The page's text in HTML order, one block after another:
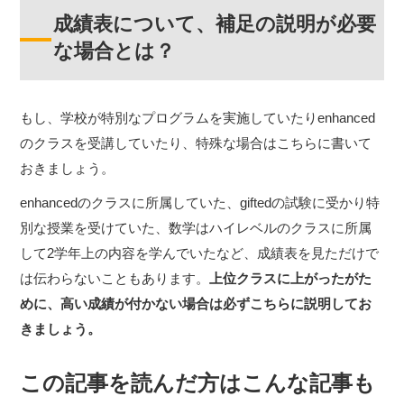
成績表について、補足の説明が必要
な場合とは？
もし、学校が特別なプログラムを実施していたりenhanced
のクラスを受講していたり、特殊な場合はこちらに書いて
おきましょう。
enhancedのクラスに所属していた、giftedの試験に受かり特
別な授業を受けていた、数学はハイレベルのクラスに所属
して2学年上の内容を学んでいたなど、成績表を見ただけで
は伝わらないこともあります。
上位クラスに上がったがた
めに、高い成績が付かない場合は必ずこちらに説明してお
きましょう。
この記事を読んだ方はこんな記事も